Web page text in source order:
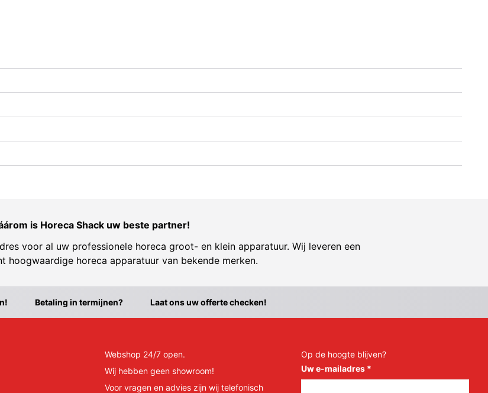
is Horeca Shack uw beste partner!
voor al uw professionele horeca groot- en klein apparatuur. Wij leveren een
hoogwaardige horeca apparatuur van bekende merken.
Betaling in termijnen? Laat ons uw offerte checken!
Webshop 24/7 open.
Wij hebben geen showroom!
Voor vragen en advies zijn wij telefonisch
Op de hoogte blijven?
Uw e-mailadres *